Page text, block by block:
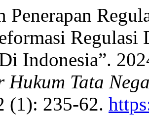
Penerapan
Regulasi
Indonesia”.
Hukum Tata
(1): 235-62.